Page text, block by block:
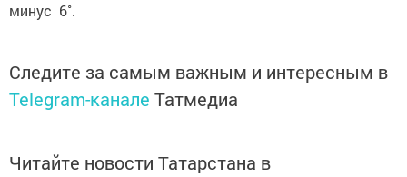
минус 6˚.
Следите за самым важным и интересным в
Telegram-канале Татмедиа
Читайте новости Татарстана в